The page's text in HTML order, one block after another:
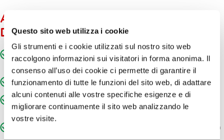
Questo sito web utilizza i cookie
Gli strumenti e i cookie utilizzati sul nostro sito web
raccolgono informazioni sui visitatori in forma anonima. Il
consenso all’uso dei cookie ci permette di garantire il
funzionamento di tutte le funzioni del sito web, di adattare
alcuni contenuti alle vostre specifiche esigenze e di
migliorare continuamente il sito web analizzando le
vostre visite.
ACCESSIBILE ALLE PERSONE CON
DISABILITÀ MOTORIE
Percorso dal parcheggio/mezzi pubblici alla struttura
percorribile da persone disabili
Ingresso adattato per persone con disabilità motorie
Servizi igienici adattati e accessibili a persone con
disabilità motorie
Accessibilità della struttura adatta a persone con disabilita